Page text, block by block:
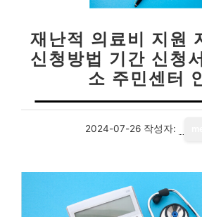
재난적 의료비 지원
신청방법 기간 신청
소 주민센터
2024-07-26 작성자: